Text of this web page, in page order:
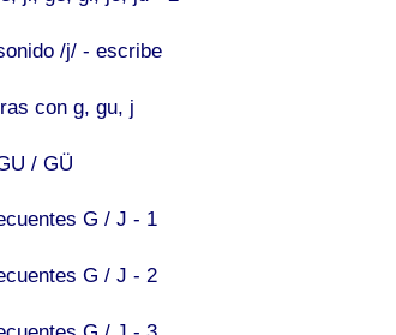
/j/ - escribe
con g, gu, j
/ GÜ
G / J - 1
G / J - 2